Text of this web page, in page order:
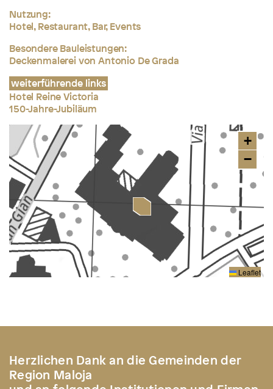
Nutzung:
Hotel, Restaurant, Bar, Events
Besondere Bauleistungen:
Deckenmalerei von Antonio De Grada
weiterführende links
Hotel Reine Victoria
150-Jahre-Jubiläum
+
−
Leaflet
Herzlichen Dank an die Gemeinden der
Region Maloja